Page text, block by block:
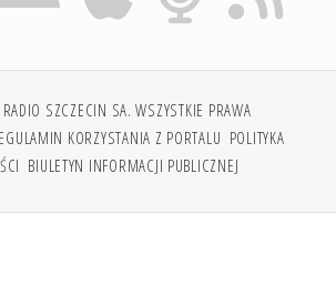
SZCZECIN SA. WSZYSTKIE PRAWA
KORZYSTANIA Z PORTALU POLITYKA
BIULETYN INFORMACJI PUBLICZNEJ